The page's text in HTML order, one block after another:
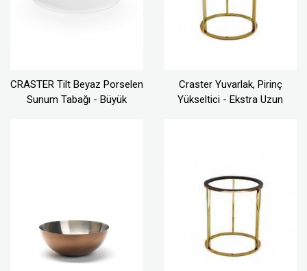
CRASTER Tilt Beyaz Porselen
Sunum Tabağı - Büyük
Craster Yuvarlak, Pirinç
Yükseltici - Ekstra Uzun